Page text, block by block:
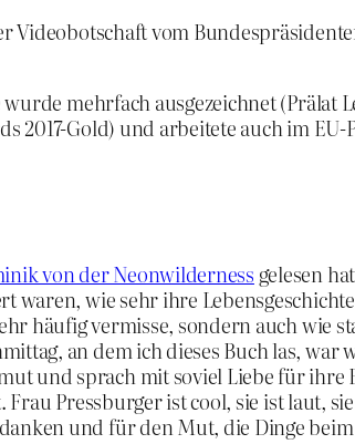
vom
mehrfach ausgezeichnet (Prälat
2017-Gold) und arbeitete auch im
von der Neonwilderness gelesen
waren, wie sehr ihre
häufig vermisse, sondern auch wie
an dem ich dieses Buch las,
und sprach mit soviel Liebe für ihre
Pressburger ist cool, sie ist laut,
und für den Mut, die Dinge